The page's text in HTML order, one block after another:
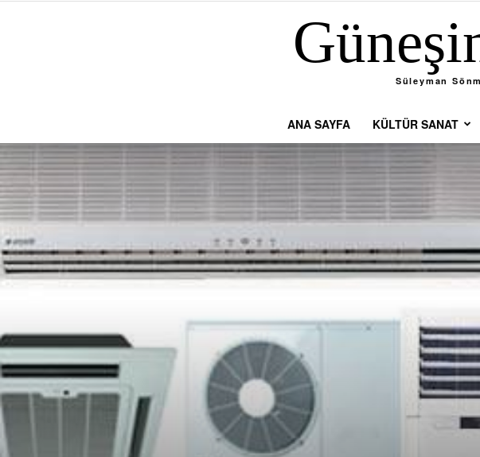
Süleyman
ANA SAYFA KÜLTÜR SANAT